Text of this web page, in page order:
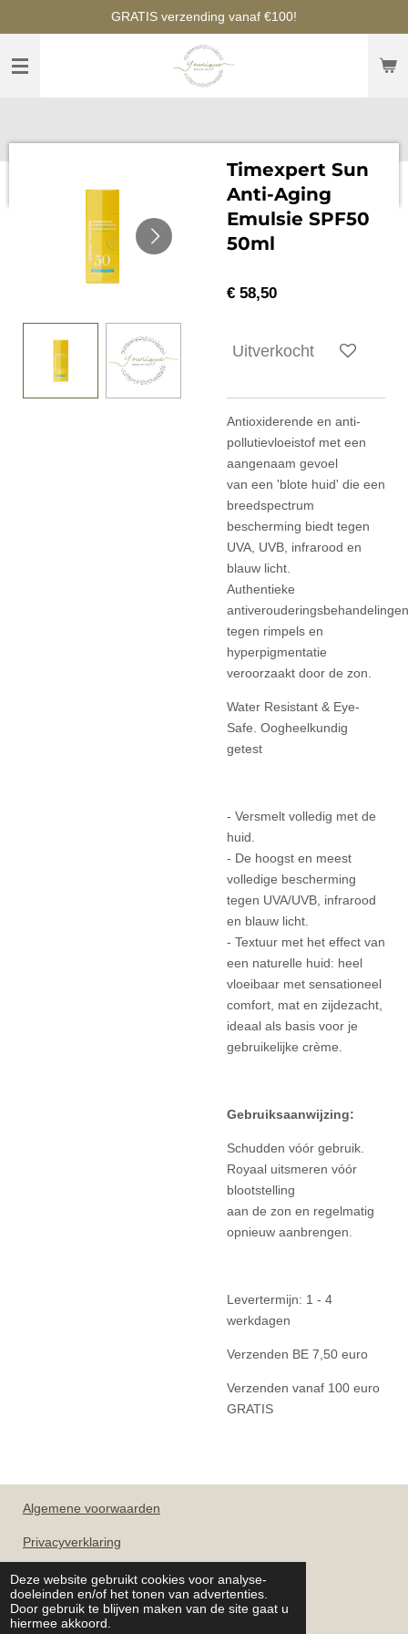
Deze website gebruikt cookies voor analyse-
doeleinden en/of het tonen van advertenties.
Door gebruik te blijven maken van de site gaat u
hiermee akkoord.
naar
hoofdinhoud
GRATIS verzending vanaf €100!
Timexpert Sun
Anti-Aging
Emulsie SPF50
50ml
€ 58,50
Uitverkocht
Antioxiderende en anti-
pollutievloeistof met een
aangenaam gevoel
van een 'blote huid' die een
breedspectrum
bescherming biedt tegen
UVA, UVB, infrarood en
blauw licht.
Authentieke
antiverouderingsbehandelingen
tegen rimpels en
hyperpigmentatie
veroorzaakt door de zon.
Water Resistant & Eye-
Safe. Oogheelkundig
getest
- Versmelt volledig met de
huid.
- De hoogst en meest
volledige bescherming
tegen UVA/UVB, infrarood
en blauw licht.
- Textuur met het effect van
een naturelle huid: heel
vloeibaar met sensationeel
comfort, mat en zijdezacht,
ideaal als basis voor je
gebruikelijke crème.
Gebruiksaanwijzing:
Schudden vóór gebruik.
Royaal uitsmeren vóór
blootstelling
aan de zon en regelmatig
opnieuw aanbrengen.
Levertermijn: 1 - 4
werkdagen
Verzenden BE 7,50 euro
Verzenden vanaf 100 euro
GRATIS
Algemene voorwaarden
Privacyverklaring
OPENINGSUREN